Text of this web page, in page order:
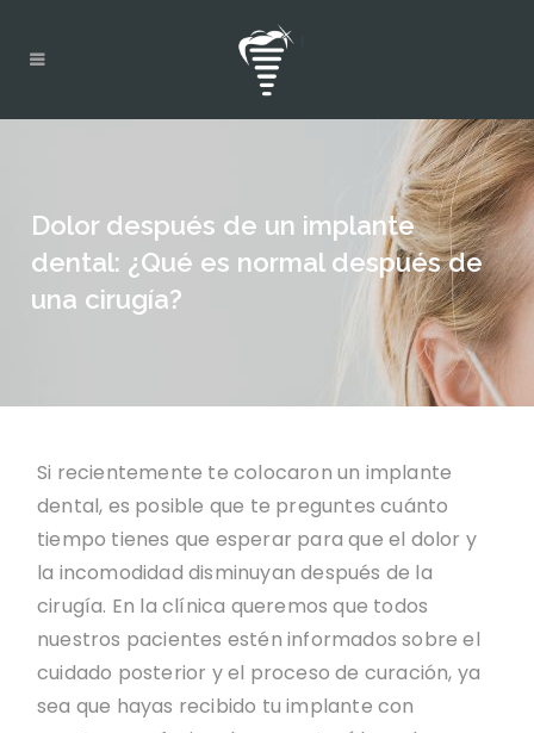
Dolor después de un implante
dental: ¿Qué es normal después de
una cirugía?
Si recientemente te colocaron un implante
dental, es posible que te preguntes cuánto
tiempo tienes que esperar para que el dolor y
la incomodidad disminuyan después de la
cirugía. En la clínica queremos que todos
nuestros pacientes estén informados sobre el
cuidado posterior y el proceso de curación, ya
sea que hayas recibido tu implante con